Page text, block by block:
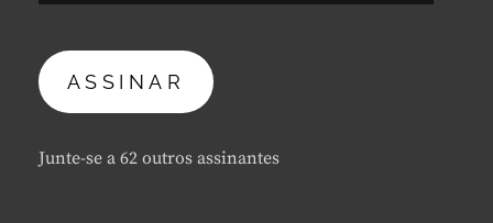
de
mail
ASSINAR
Junte-se a 62 outros assinantes